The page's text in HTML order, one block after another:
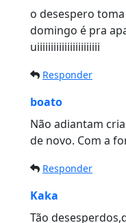
o desespero
domingo é pra
uiiiiiiiiiiiiiiiiiiiiiii
Responder
boato
Não adiantam
de novo. Com a
Responder
Kaka
Tão